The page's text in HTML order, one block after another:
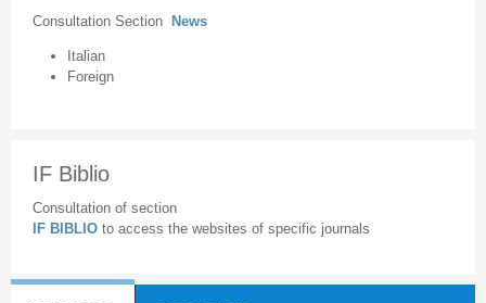
Consultation Section News
Italian
Foreign
IF Biblio
Consultation of section
IF BIBLIO to access the websites of specific journals